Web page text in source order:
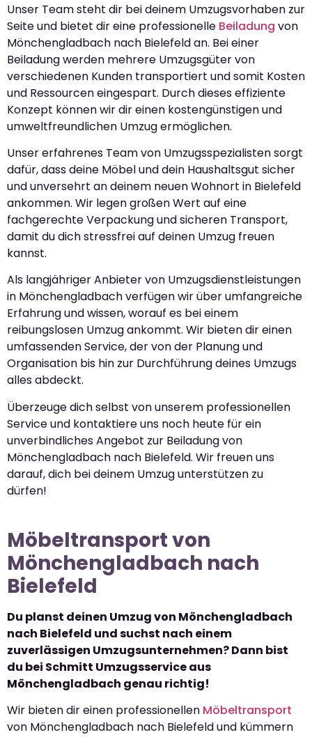
Unser Team steht dir bei deinem Umzugsvorhaben zur
Seite und bietet dir eine professionelle Beiladung von
Mönchengladbach nach Bielefeld an. Bei einer
Beiladung werden mehrere Umzugsgüter von
verschiedenen Kunden transportiert und somit Kosten
und Ressourcen eingespart. Durch dieses effiziente
Konzept können wir dir einen kostengünstigen und
umweltfreundlichen Umzug ermöglichen.
Unser erfahrenes Team von Umzugsspezialisten sorgt
dafür, dass deine Möbel und dein Haushaltsgut sicher
und unversehrt an deinem neuen Wohnort in Bielefeld
ankommen. Wir legen großen Wert auf eine
fachgerechte Verpackung und sicheren Transport,
damit du dich stressfrei auf deinen Umzug freuen
kannst.
Als langjähriger Anbieter von Umzugsdienstleistungen
in Mönchengladbach verfügen wir über umfangreiche
Erfahrung und wissen, worauf es bei einem
reibungslosen Umzug ankommt. Wir bieten dir einen
umfassenden Service, der von der Planung und
Organisation bis hin zur Durchführung deines Umzugs
alles abdeckt.
Überzeuge dich selbst von unserem professionellen
Service und kontaktiere uns noch heute für ein
unverbindliches Angebot zur Beiladung von
Mönchengladbach nach Bielefeld. Wir freuen uns
darauf, dich bei deinem Umzug unterstützen zu
dürfen!
Möbeltransport von
Mönchengladbach nach
Bielefeld
Du planst deinen Umzug von Mönchengladbach
nach Bielefeld und suchst nach einem
zuverlässigen Umzugsunternehmen? Dann bist
du bei Schmitt Umzugsservice aus
Mönchengladbach genau richtig!
Wir bieten dir einen professionellen Möbeltransport
von Mönchengladbach nach Bielefeld und kümmern